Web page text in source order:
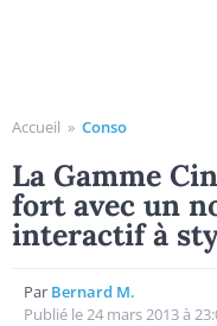
Accueil » Conso
La Gamme
fort avec un
interactif à
Par Bernard M.
Publié le 24 mars 2013 à